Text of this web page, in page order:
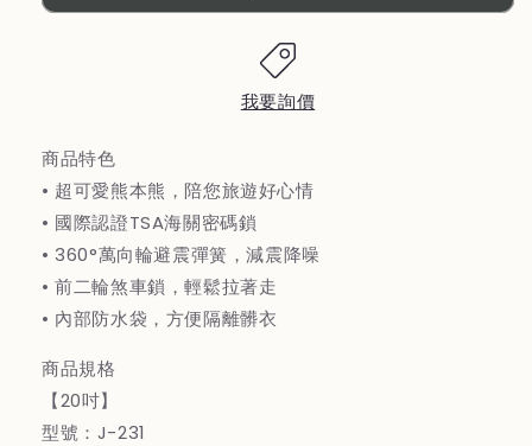
行
箱
20
吋
(白)
李
箱
20
吋
(白)
我要詢價
商品特色
• 超可愛熊本熊，陪您旅遊好心情
• 國際認證TSA海關密碼鎖
• 360°萬向輪避震彈簧，減震降噪
• 前二輪煞車鎖，輕鬆拉著走
• 內部防水袋，方便隔離髒衣
商品規格
【20吋】
型號：J-231